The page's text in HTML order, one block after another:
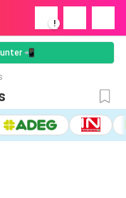
!
📲